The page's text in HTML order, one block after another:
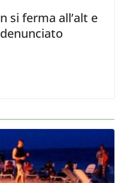
si ferma all’alt e